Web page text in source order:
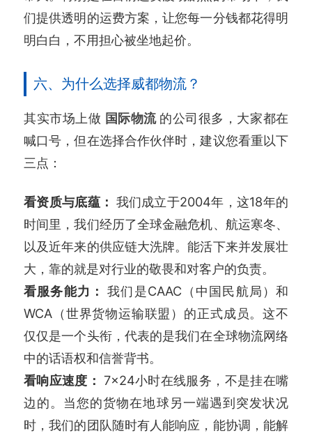
们提供透明的运费方案，让您每一分钱都花得明
明白白，不用担心被坐地起价。
六、为什么选择威都物流？
其实市场上做 国际物流 的公司很多，大家都在
喊口号，但在选择合作伙伴时，建议您看重以下
三点：
看资质与底蕴： 我们成立于2004年，这18年的
时间里，我们经历了全球金融危机、航运寒冬、
以及近年来的供应链大洗牌。能活下来并发展壮
大，靠的就是对行业的敬畏和对客户的负责。
看服务能力：我们是CAAC（中国民航局）和
WCA（世界货物运输联盟）的正式成员。这不
仅仅是一个头衔，代表的是我们在全球物流网络
中的话语权和信誉背书。
看响应速度： 7×24小时在线服务，不是挂在嘴
边的。当您的货物在地球另一端遇到突发状况
时，我们的团队随时有人能响应，能协调，能解